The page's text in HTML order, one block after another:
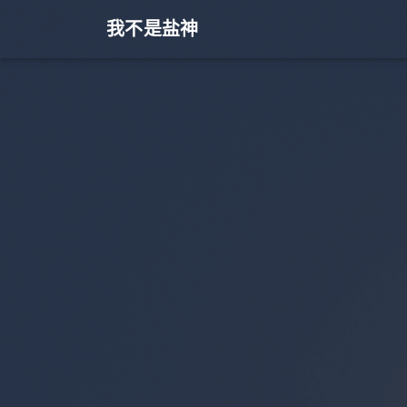
我不是盐神